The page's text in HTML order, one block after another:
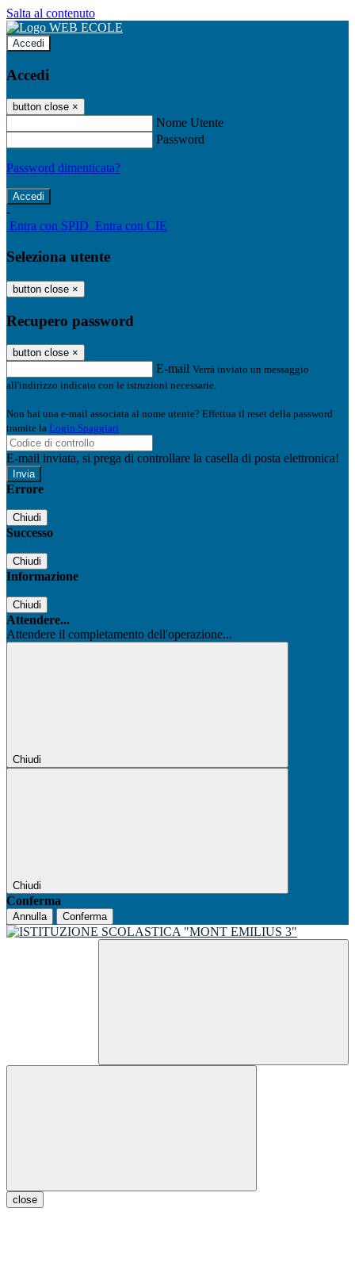
Salta al contenuto
Accedi
Accedi
button close ×
Nome Utente
Password
Password dimenticata?
-
Entra con SPID Entra con CIE
Seleziona utente
button close ×
Recupero password
button close ×
E-mail Verrà inviato un messaggio
all'indirizzo indicato con le istruzioni necessarie.
Non hai una e-mail associata al nome utente? Effettua il reset della password
tramite la Login Spaggiari
E-mail inviata, si prega di controllare la casella di posta elettronica!
Errore
Chiudi
Successo
Chiudi
Informazione
Chiudi
Attendere...
Attendere il completamento dell'operazione...
Chiudi
Chiudi
Conferma
Annulla Conferma
close